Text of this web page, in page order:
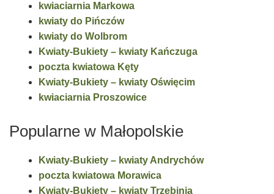
kwiaciarnia Markowa
kwiaty do Pińczów
kwiaty do Wolbrom
Kwiaty-Bukiety – kwiaty Kańczuga
poczta kwiatowa Kęty
Kwiaty-Bukiety – kwiaty Oświęcim
kwiaciarnia Proszowice
Popularne w Małopolskie
Kwiaty-Bukiety – kwiaty Andrychów
poczta kwiatowa Morawica
Kwiaty-Bukiety – kwiaty Trzebinia